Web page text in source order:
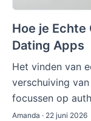
Hoe je
Dating Apps
Het vinden van
verschuiving
focussen op
Amanda · 22 juni 2026